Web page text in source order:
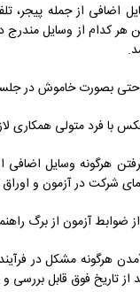
اضافی از جمله
هر کدام از وسایل
هرگونه وسایل
شرکت در آزمون و
تاریخ فوق قابل بررسی